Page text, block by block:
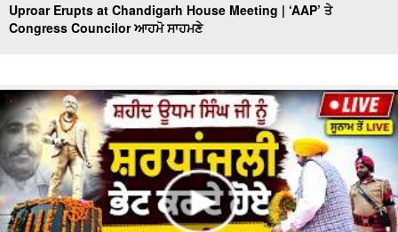
Uproar Erupts at Chandigarh House Meeting | ‘AAP’ ਤੇ
Congress Councilor ਆਹਮੋ ਸਾਹਮਣੇ